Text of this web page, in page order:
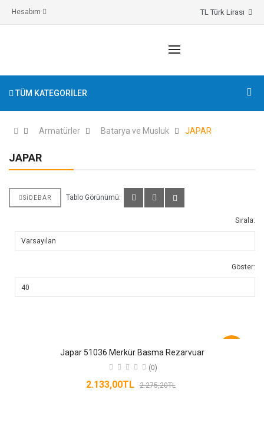
Hesabım
TÜM KATEGORILER
Armatürler Batarya ve Musluk JAPAR
JAPAR
SIDEBAR Tablo Görünümü:
Sırala:
Göster:
Japar 51036 Merkür Basma Rezarvuar
(0)
2.133,00TL 2.275,20TL